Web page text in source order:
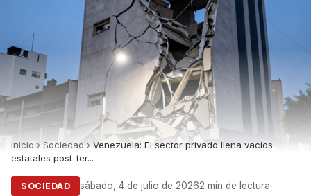
Inicio › Sociedad › Venezuela: El sector privado llena vacíos
estatales post-ter...
SOCIEDAD sábado, 4 de julio de 20262 min de lectura